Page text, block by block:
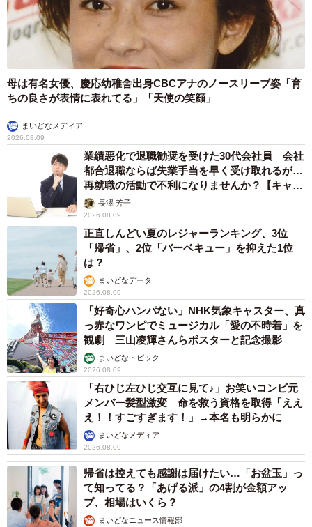
母は有名女優、慶応幼稚舎出身CBCアナのノースリーブ姿「育
ちの良さが表情に表れてる」「天使の笑顔」
まいどなメディア
2026.08.09
業績悪化で退職勧奨を受けた30代会社員 会社
都合退職ならば失業手当を早く受け取れるが…
再就職の活動で不利になりませんか？【キャリ
アカウンセラーが解説】
長澤 芳子
2026.08.09
正直しんどい夏のレジャーランキング、3位
「帰省」、2位「バーベキュー」を抑えた1位
は？
まいどなデータ
2026.08.09
「好奇心ハンパない」NHK気象キャスター、真
っ赤なワンピでミュージカル「愛の不時着」を
観劇 三山凌輝さんらポスターと記念撮影
まいどなトピック
2026.08.09
「右ひじ左ひじ交互に見て♪」お笑いコンビ元
メンバー髪型激変 命を救う資格を取得「ええ
え！！すごすぎます！」→本名も明らかに
まいどなメディア
2026.08.09
帰省は控えても感謝は届けたい…「お盆玉」っ
て知ってる？「あげる派」の4割が金額アッ
プ、相場はいくら？
まいどなニュース情報部